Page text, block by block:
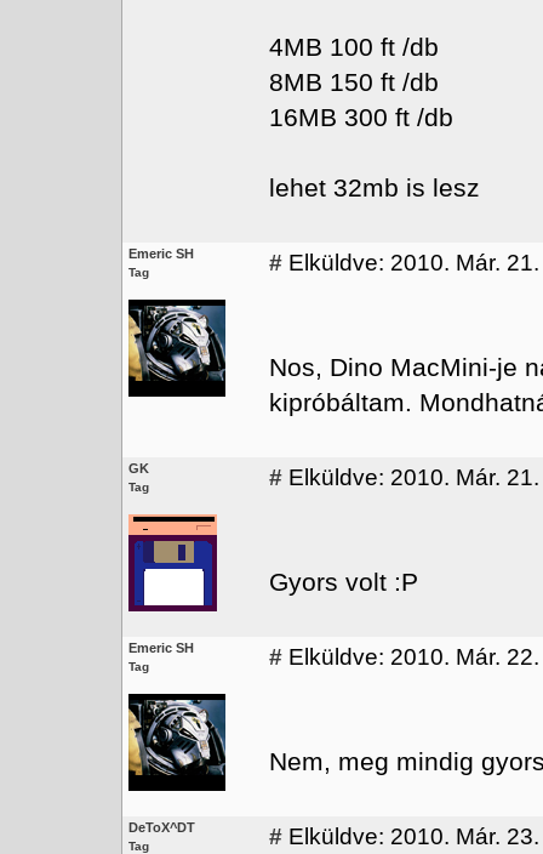
4MB 100 ft /db
8MB 150 ft /db
16MB 300 ft /db
lehet 32mb is lesz
Emeric SH
Tag # Elküldve: 2010. Már.
Nos, Dino MacMini-je
kipróbáltam.
GK
Tag # Elküldve: 2010. Már.
Gyors volt :P
Emeric SH
Tag # Elküldve: 2010. Már.
Nem, meg mindig
DeToX^DT
Tag # Elküldve: 2010. Már.